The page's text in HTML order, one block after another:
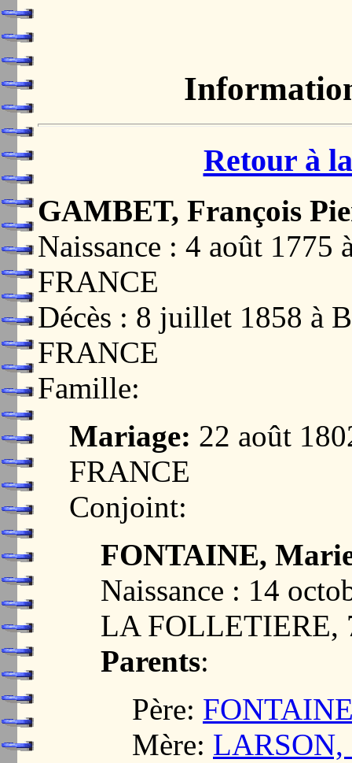
Retour à
GAMBET, François
Naissance : 4 août
FRANCE
Décès : 8 juillet 1858 à
FRANCE
Famille:
Mariage: 22 août
FRANCE
Conjoint:
FONTAINE,
Naissance : 14
LA FOLLETIERE,
Parents:
Père:
Mère: LARSON,